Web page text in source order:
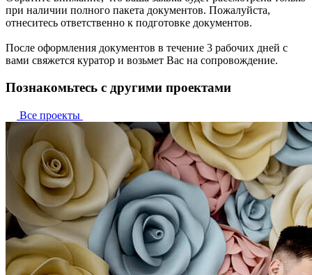
при наличии полного пакета документов. Пожалуйста,
отнеситесь ответственно к подготовке документов.
После оформления документов в течение 3 рабочих дней с
вами свяжется куратор и возьмет Вас на сопровождение.
Познакомьтесь с другими проектами
Все проекты